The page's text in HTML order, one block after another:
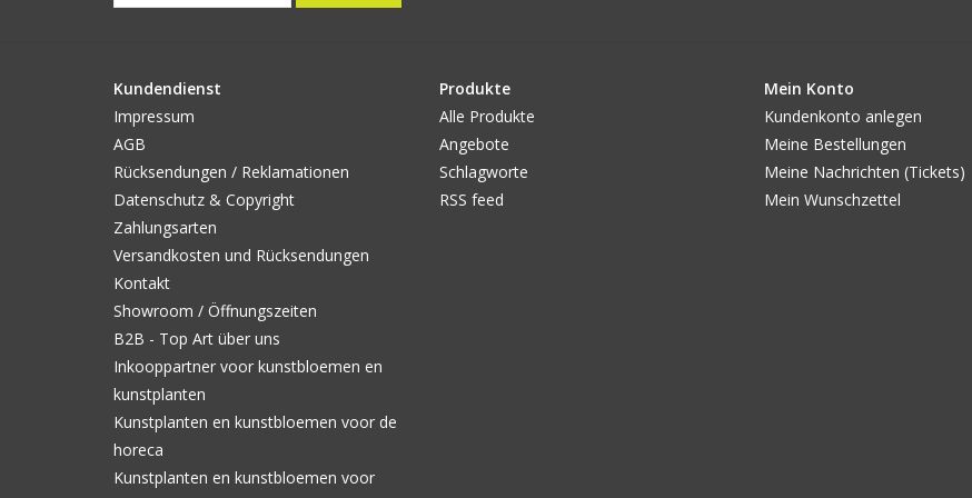
Kundendienst
Impressum
AGB
Rücksendungen / Reklamationen
Datenschutz & Copyright
Zahlungsarten
Versandkosten und Rücksendungen
Kontakt
Showroom / Öffnungszeiten
B2B - Top Art über uns
Inkooppartner voor kunstbloemen en
kunstplanten
Kunstplanten en kunstbloemen voor de
horeca
Kunstplanten en kunstbloemen voor
Produkte
Alle Produkte
Angebote
Schlagworte
RSS feed
Mein Konto
Kundenkonto anlegen
Meine Bestellungen
Meine Nachrichten (Tickets)
Mein Wunschzettel